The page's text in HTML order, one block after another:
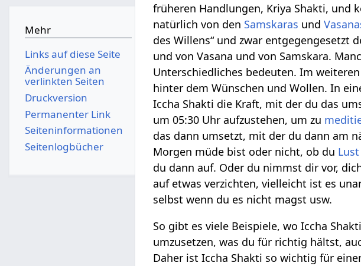
früheren Handlungen, Kriya Shakti,
natürlich von den Samskaras und
des Willens“ und zwar entgegengesetzt
und von Vasana und von Samskara.
Unterschiedliches bedeuten. Im
hinter dem Wünschen und Wollen. In
Iccha Shakti die Kraft, mit der du das
um 05:30 Uhr aufzustehen, um zu
das dann umsetzt, mit der du dann am
Morgen müde bist oder nicht, ob du Lust
du dann auf. Oder du nimmst dir vor,
auf etwas verzichten, vielleicht ist es
selbst wenn du es nicht magst usw.
So gibt es viele Beispiele, wo Iccha
umzusetzen, was du für richtig hältst,
Daher ist Iccha Shakti so wichtig für
Mehr
Links auf diese Seite
Änderungen an
verlinkten Seiten
Druckversion
Permanenter Link
Seiten­­informationen
Seitenlogbücher